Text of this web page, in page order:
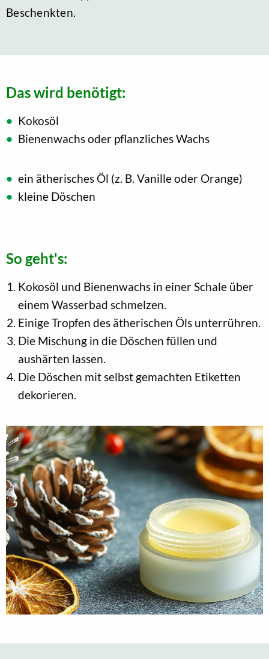
Beschenkten.
Das wird benötigt:
Kokosöl
Bienenwachs oder pflanzliches Wachs
ein ätherisches Öl (z. B. Vanille oder Orange)
kleine Döschen
So geht's:
Kokosöl und Bienenwachs in einer Schale über
einem Wasserbad schmelzen.
Einige Tropfen des ätherischen Öls unterrühren.
Die Mischung in die Döschen füllen und
aushärten lassen.
Die Döschen mit selbst gemachten Etiketten
dekorieren.